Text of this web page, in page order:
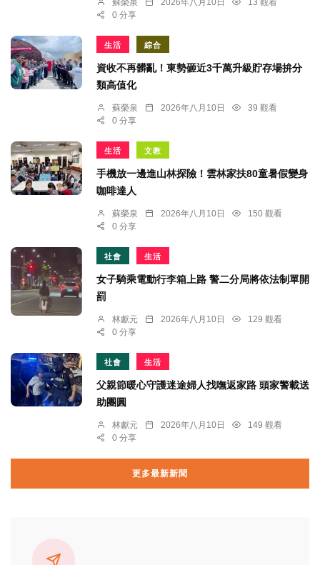
蘇榮泉 2026年八月10日
13 觀看
0 分享
生活 綜合
資收不再髒亂！東勢砸近3千萬升級貯存場拚分
類高值化
蘇榮泉 2026年八月10日
39 觀看
0 分享
生活 文教
手機放一邊進山林探險！雲林家扶80童暑假變身
咖啡達人
蘇榮泉 2026年八月10日
150 觀看
0 分享
社會 生活
女子騎乘電動行李箱上路 警二分局將依法制單開
罰
林獻元 2026年八月10日
129 觀看
0 分享
社會 生活
父親節暖心守護迷途婦人找嘸返家路 頭家警載送
助團圓
林獻元 2026年八月10日
149 觀看
0 分享
更多最新新聞